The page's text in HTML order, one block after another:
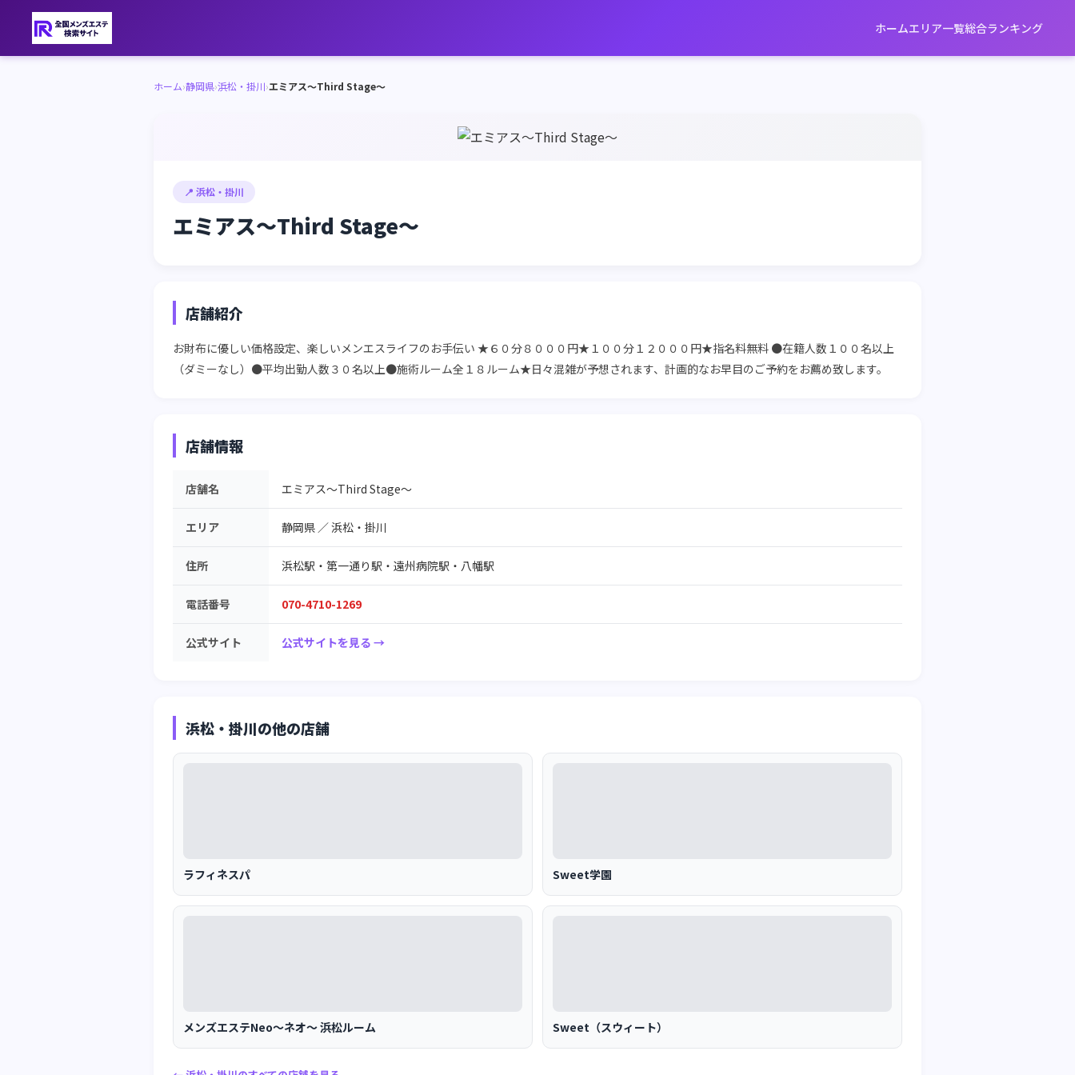
ホームエリア一覧総合ランキング
ホーム›静岡県›浜松・掛川›エミアス～Third Stage～
📍 浜松・掛川
エミアス～Third Stage～
店舗紹介
お財布に優しい価格設定、楽しいメンエスライフのお手伝い ★６０分８０００円★１００分１２０００円★指名料無料 ●在籍人数１００名以上
（ダミーなし）●平均出勤人数３０名以上●施術ルーム全１８ルーム★日々混雑が予想されます、計画的なお早目のご予約をお薦め致します。
店舗情報
店舗名 エミアス～Third Stage～
エリア 静岡県 ／浜松・掛川
住所 浜松駅・第一通り駅・遠州病院駅・八幡駅
電話番号 070-4710-1269
公式サイト 公式サイトを見る →
浜松・掛川の他の店舗
ラフィネスパ Sweet学園
メンズエステNeo～ネオ～ 浜松ルーム Sweet（スウィート）